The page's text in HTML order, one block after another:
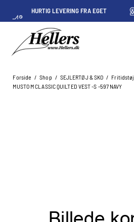
HURTIG LEVERING FRA EGET
LAGER I KASTRUP
Forside / Shop / SEJLERTØJ & SKO / Fritidstøj
MUSTO M CLASSIC QUILTED VEST -S -597 NAVY